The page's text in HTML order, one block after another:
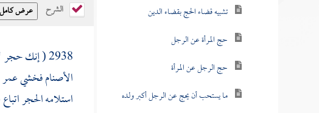
تشبيه قضاء الحج بقضاء الدين
حج المرأة عن الرجل
حج الرجل عن المرأة
ما يستحب أن يحج عن الرجل أكبر ولده
الشرح
2938 ( إنك حجر لا تضر ولا تنفع ) إلا بإذن الله ، قال
الأصنام فخشيعمر
استلامه الحجر